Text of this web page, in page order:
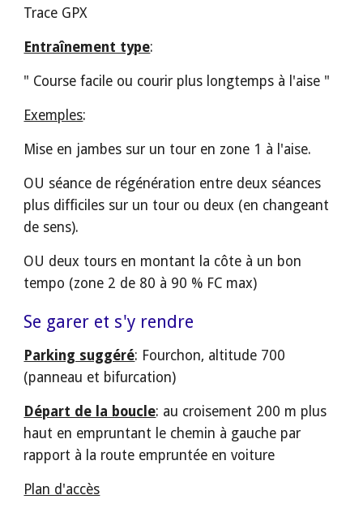
Trace GPX
Entraînement type:
" Course facile ou courir plus longtemps à l'aise "
Exemples:
Mise en jambes sur un tour en zone 1 à l'aise.
OU séance de régénération entre deux séances
plus difficiles sur un tour ou deux (en changeant
de sens).
OU deux tours en montant la côte à un bon
tempo (zone 2 de 80 à 90 % FC max)
Se garer et s'y rendre
Parking suggéré: Fourchon, altitude 700
(panneau et bifurcation)
Départ de la boucle: au croisement 200 m plus
haut en empruntant le chemin à gauche par
rapport à la route empruntée en voiture
Plan d'accès